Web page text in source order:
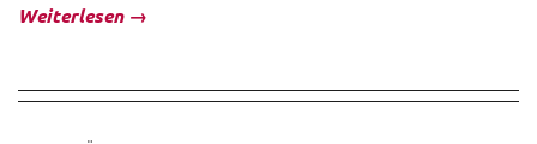
Weiterlesen →